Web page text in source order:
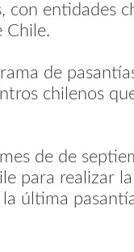
con entidades
Chile.
de
chilenos
de de
para realizar
última